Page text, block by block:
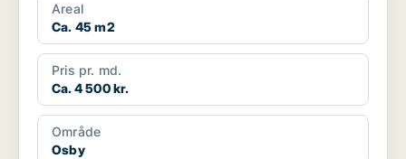
Areal
Ca. 45 m2
Pris pr. md.
Ca. 4 500 kr.
Område
Osby